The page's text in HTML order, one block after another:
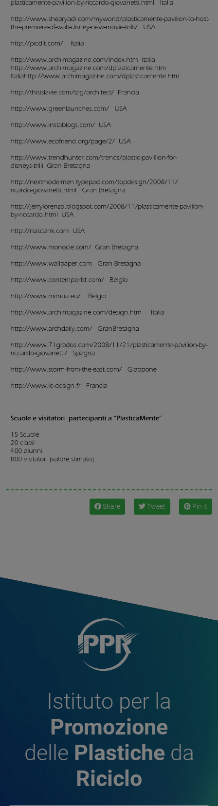
Share Tweet Pin it
Istituto per la
Promozione
delle Plastiche da
Riciclo